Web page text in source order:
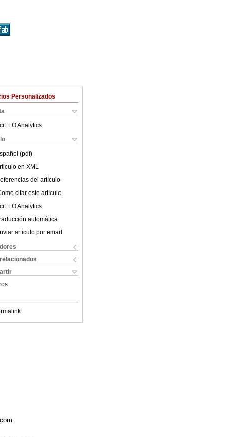
Personalizados
Analytics
(pdf)
en XML
del artículo
citar este artículo
Analytics
automática
articulo por email